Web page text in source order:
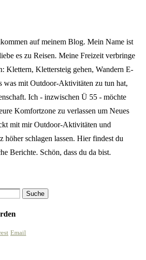
auf meinem Blog. Mein Name ist
es zu Reisen. Meine Freizeit verbringe
Klettern, Klettersteig gehen, Wandern E-
was mit Outdoor-Aktivitäten zu tun hat,
Ich - inzwischen Ü 55 - möchte
Komfortzone zu verlassen um Neues
mit mir Outdoor-Aktivitäten und
höher schlagen lassen. Hier findest du
Berichte. Schön, dass du da bist.
Email